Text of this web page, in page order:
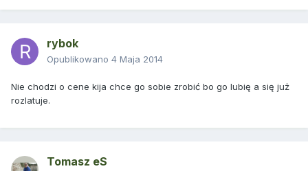
rybok
Opublikowano 4 Maja 2014
Nie chodzi o cene kija chce go sobie zrobić bo go lubię a się już
rozlatuje.
Tomasz eS